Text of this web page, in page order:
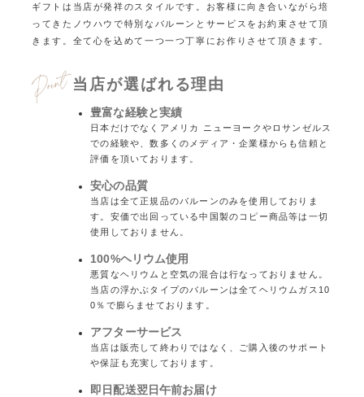
ギフトは当店が発祥のスタイルです。
お客様に向き合いながら培
ってきたノウハウで特別なバルーンとサービスをお約束させて頂
きます。 全て心を込めて一つ一つ丁寧にお作りさせて頂きます。
当店が選ばれる理由
豊富な経験と実績
日本だけでなくアメリカ ニューヨークやロサンゼルス
での経験や、数多くのメディア・企業様からも信頼と
評価を頂いております。
安心の品質
当店は全て正規品のバルーンのみを使用しておりま
す。安価で出回っている中国製のコピー商品等は一切
使用しておりません。
100%ヘリウム使用
悪質なヘリウムと空気の混合は行なっておりません。
当店の浮かぶタイプのバルーンは全てヘリウムガス10
0％で膨らませております。
アフターサービス
当店は販売して終わりではなく、ご購入後のサポート
や保証も充実しております。
即日配送翌日午前お届け